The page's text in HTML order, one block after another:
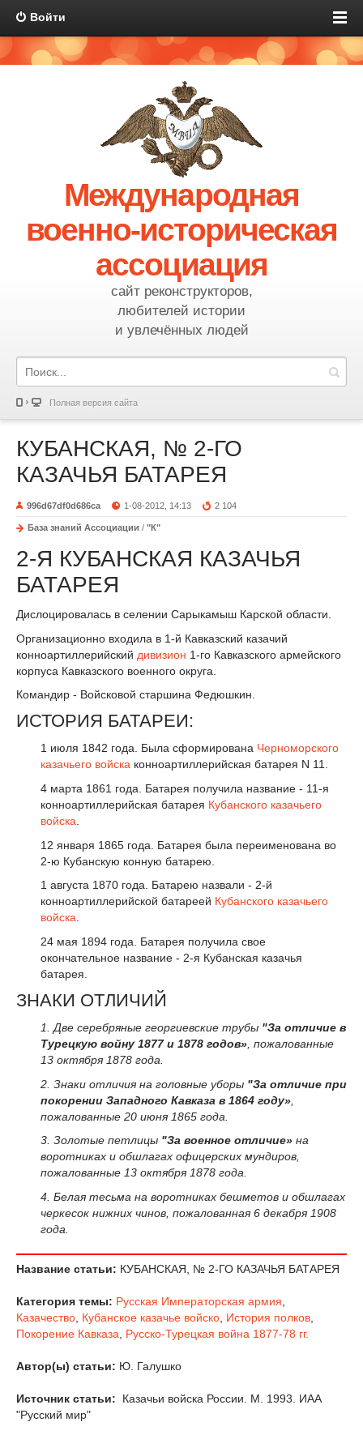
Войти
Международная
военно-историческая
ассоциация
сайт реконструкторов,
любителей истории
и увлечённых людей
Полная версия сайта
КУБАНСКАЯ, № 2-ГО
КАЗАЧЬЯ БАТАРЕЯ
996d67df0d686ca 1-08-2012, 14:13 2 104
База знаний Ассоциации / "К"
2-Я КУБАНСКАЯ КАЗАЧЬЯ
БАТАРЕЯ
Дислоцировалась в селении Сарыкамыш Карской области.
Организационно входила в 1-й Кавказский казачий
конноартиллерийский дивизион 1-го Кавказского армейского
корпуса Кавказского военного округа.
Командир - Войсковой старшина Федюшкин.
ИСТОРИЯ БАТАРЕИ:
1 июля 1842 года. Была сформирована Черноморского
казачьего войска конноартиллерийская батарея N 11.
4 марта 1861 года. Батарея получила название - 11-я
конноартиллерийская батарея Кубанского казачьего
войска
12 января 1865 года. Батарея была переименована во
2-ю Кубанскую конную батарею.
1 августа 1870 года. Батарею назвали - 2-й
конноартиллерийской батареей Кубанского казачьего
войска.
24 мая 1894 года. Батарея получила свое
окончательное название - 2-я Кубанская казачья
батарея.
ЗНАКИ ОТЛИЧИЙ
1. Две серебряные георгиевские трубы "За отличие в
Турецкую войну 1877 и 1878 годов» , пожалованные
13 октября 1878 года.
2. Знаки отличия на головные уборы "За отличие при
покорении Западного Кавказа в 1864 году»
пожалованные 20 июня 1865 года.
3. Золотые петлицы "За военное отличие» на
воротниках и обшлагах офицерских мундиров,
пожалованные 13 октября 1878 года.
4. Белая тесьма на воротниках бешметов и обшлагах
черкесок нижних чинов, пожалованная 6 декабря 1908
года.
Название статьи: КУБАНСКАЯ, № 2-ГО КАЗАЧЬЯ БАТАРЕЯ
Категория темы: Русская Императорская армия
Казачество Кубанское казачье войско История полков
Покорение Кавказа
Русско-Турецкая война 1877-78 гг.
Автор(ы) статьи: Ю. Галушко
Источник статьи:
Казачьи войска России. М. 1993. ИАА
"Русский мир"